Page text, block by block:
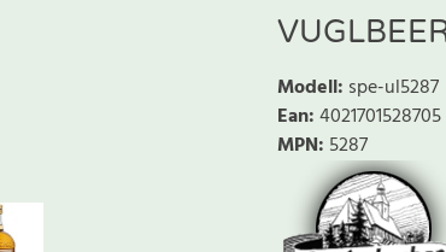
Modell: spe-ul5287
Ean:4021701528705
MPN: 5287